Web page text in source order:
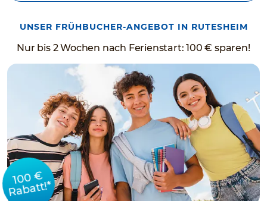
UNSER FRÜHBUCHER-ANGEBOT IN RUTESHEIM
Nur bis 2 Wochen nach Ferienstart: 100 € sparen!
100 €
Rabatt!*